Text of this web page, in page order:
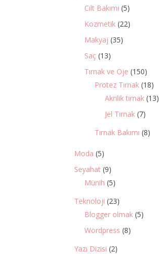
Cilt Bakımı (5)
Kozmetik (22)
Makyaj (35)
Saç (13)
Tırnak ve Oje (150)
Protez Tırnak (18)
Akrilik tırnak (13)
Jel Tırnak (7)
Tırnak Bakımı (8)
Moda (5)
Seyahat (9)
Münih (5)
Teknoloji (23)
Blogger olmak (5)
Wordpress (8)
Yazı Dizisi (2)